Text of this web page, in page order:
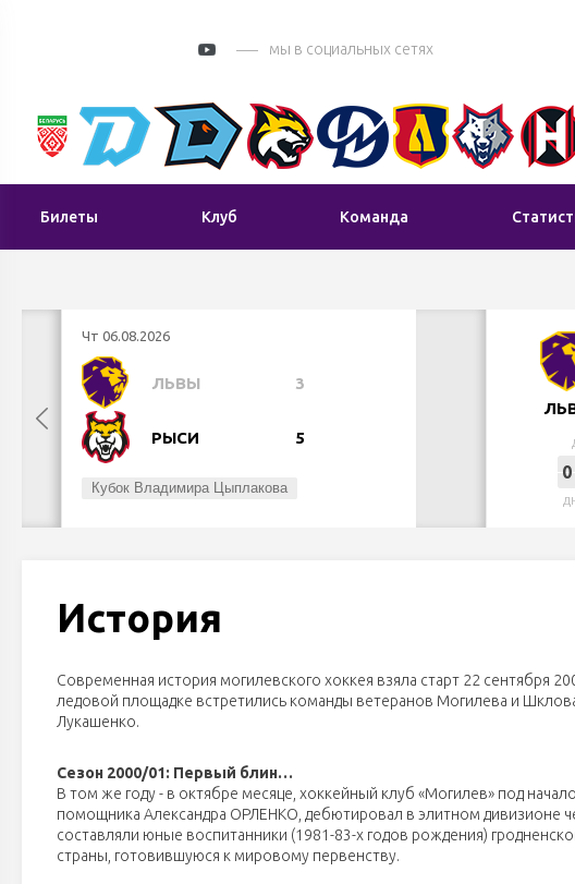
мы в социальных сетях
Билеты Клуб Команда
Чт 06.08.2026
ЛЬВЫ 3
РЫСИ 5
Кубок Владимира Цыплакова
0
История
Современная история могилевского хоккея взяла старт 22 сентября
ледовой площадке встретились команды ветеранов Могилева и
Лукашенко.
Сезон 2000/01: Первый блин…
В том же году - в октябре месяце, хоккейный клуб «Могилев» под
помощника Александра ОРЛЕНКО, дебютировал в элитном дивизионе
составляли юные воспитанники (1981-83-х годов рождения)
страны, готовившуюся к мировому первенству.